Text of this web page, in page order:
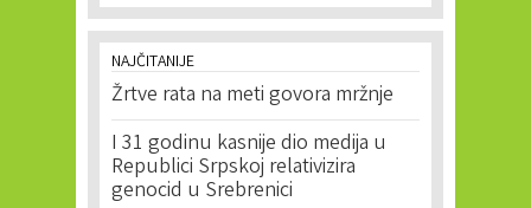
NAJČITANIJE
Žrtve rata na meti govora mržnje
I 31 godinu kasnije dio medija u
Republici Srpskoj relativizira
genocid u Srebrenici